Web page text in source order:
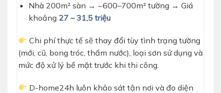
Nhà 200m² sàn → ~600–700m² tường → Giá
khoảng 27 – 31,5 triệu
Chi phí thực tế sẽ thay đổi tùy tình trạng tường
(mới, cũ, bong tróc, thấm nước), loại sơn sử dụng và
mức độ xử lý bề mặt trước khi thi công.
D-home24h luôn khảo sát tận nơi và đo diện